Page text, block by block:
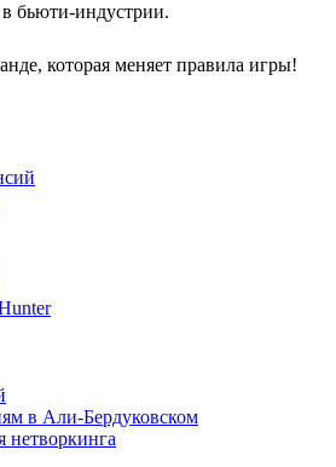
в бьюти-индустрии.
которая меняет правила игры!
в Али-Бердуковском
нетворкинга